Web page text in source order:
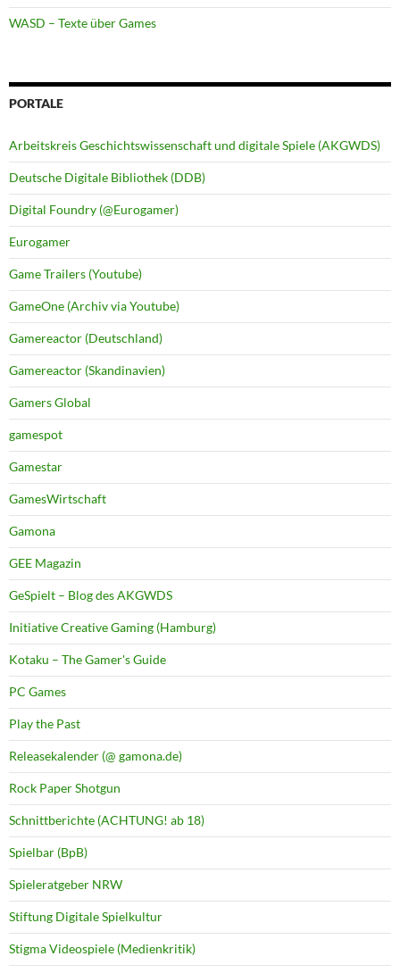
WASD – Texte über Games
PORTALE
Arbeitskreis Geschichtswissenschaft und digitale Spiele (AKGWDS)
Deutsche Digitale Bibliothek (DDB)
Digital Foundry (@Eurogamer)
Eurogamer
Game Trailers (Youtube)
GameOne (Archiv via Youtube)
Gamereactor (Deutschland)
Gamereactor (Skandinavien)
Gamers Global
gamespot
Gamestar
GamesWirtschaft
Gamona
GEE Magazin
GeSpielt – Blog des AKGWDS
Initiative Creative Gaming (Hamburg)
Kotaku – The Gamer's Guide
PC Games
Play the Past
Releasekalender (@ gamona.de)
Rock Paper Shotgun
Schnittberichte (ACHTUNG! ab 18)
Spielbar (BpB)
Spieleratgeber NRW
Stiftung Digitale Spielkultur
Stigma Videospiele (Medienkritik)